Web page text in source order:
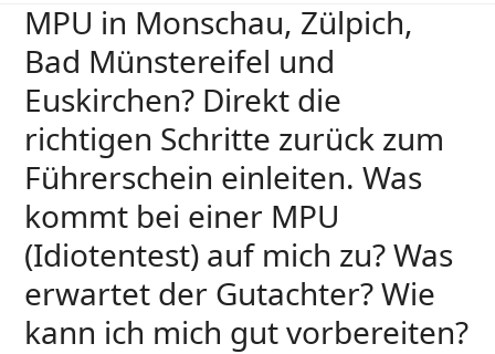
MPU in Monschau, Zülpich,
Bad Münstereifel und
Euskirchen? Direkt die
richtigen Schritte zurück zum
Führerschein einleiten. Was
kommt bei einer MPU
(Idiotentest) auf mich zu? Was
erwartet der Gutachter? Wie
kann ich mich gut vorbereiten?